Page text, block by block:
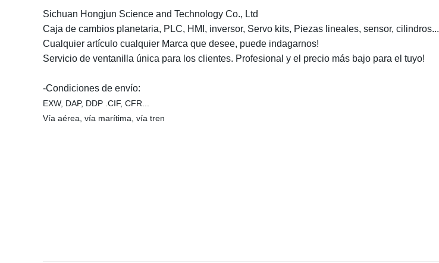
Sichuan Hongjun Science and Technology Co., Ltd
Caja de cambios planetaria, PLC, HMI, inversor, Servo kits, Piezas lineales, sensor, cilindros...
Cualquier artículo cualquier Marca que desee, puede indagarnos!
Servicio de ventanilla única para los clientes. Profesional y el precio más bajo para el tuyo!
-Condiciones de envío:
EXW, DAP, DDP .CIF, CFR...
Vía aérea, vía marítima, vía tren